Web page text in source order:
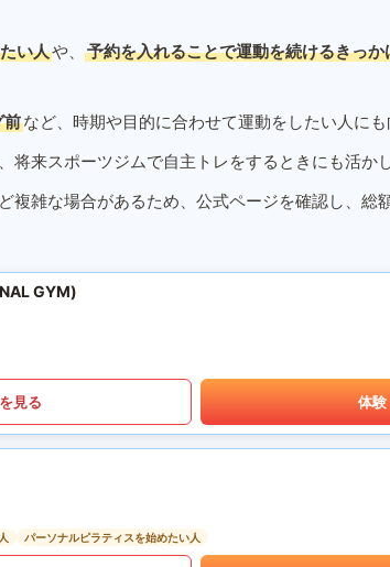
い人や、 予約を入れることで運動を続けるきっ
前など、時期や目的に合わせて運動をしたい人にも
将来スポーツジムで自主トレをするときにも活か
複雑な場合があるため、公式ページを確認し、総
GYM)
見る 体験
パーソナルピラティスを始めたい人